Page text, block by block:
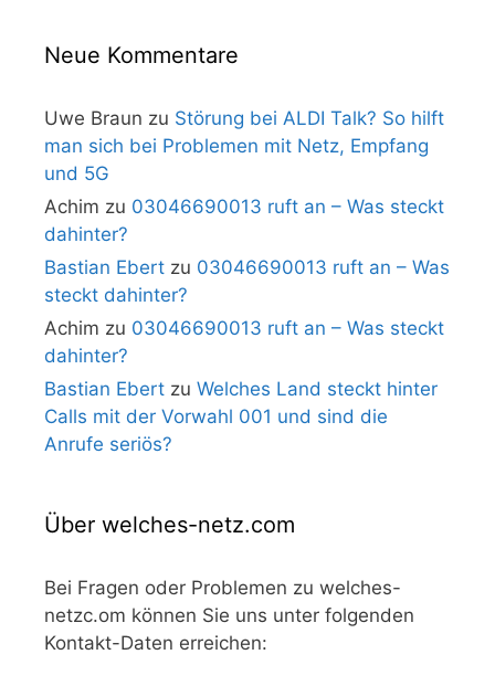
Neue Kommentare
Uwe Braun zu Störung bei ALDI Talk? So hilft
man sich bei Problemen mit Netz, Empfang
und 5G
Achim zu 03046690013 ruft an – Was steckt
dahinter?
Bastian Ebert zu 03046690013 ruft an – Was
steckt dahinter?
Achim zu 03046690013 ruft an – Was steckt
dahinter?
Bastian Ebert zu Welches Land steckt hinter
Calls mit der Vorwahl 001 und sind die
Anrufe seriös?
Über welches-netz.com
Bei Fragen oder Problemen zu welches-
netzc.om können Sie uns unter folgenden
Kontakt-Daten erreichen: